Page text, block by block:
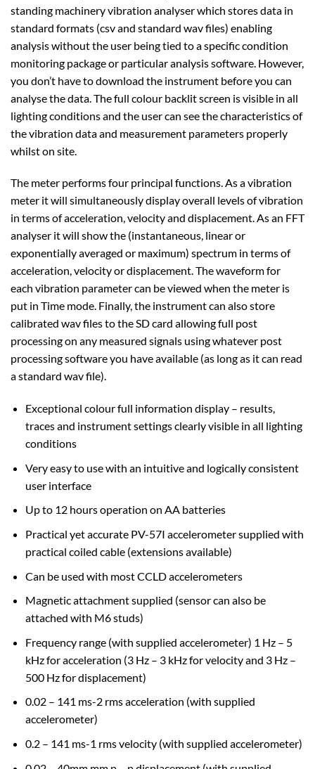
standing machinery vibration analyser which stores data in
standard formats (csv and standard wav files) enabling
analysis without the user being tied to a specific condition
monitoring package or particular analysis software. However,
you don’t have to download the instrument before you can
analyse the data. The full colour backlit screen is visible in all
lighting conditions and the user can see the characteristics of
the vibration data and measurement parameters properly
whilst on site.
The meter performs four principal functions. As a vibration
meter it will simultaneously display overall levels of vibration
in terms of acceleration, velocity and displacement. As an FFT
analyser it will show the (instantaneous, linear or
exponentially averaged or maximum) spectrum in terms of
acceleration, velocity or displacement. The waveform for
each vibration parameter can be viewed when the meter is
put in Time mode. Finally, the instrument can also store
calibrated wav files to the SD card allowing full post
processing on any measured signals using whatever post
processing software you have available (as long as it can read
a standard wav file).
Exceptional colour full information display – results,
traces and instrument settings clearly visible in all lighting
conditions
Very easy to use with an intuitive and logically consistent
user interface
Up to 12 hours operation on AA batteries
Practical yet accurate PV-57I accelerometer supplied with
practical coiled cable (extensions available)
Can be used with most CCLD accelerometers
Magnetic attachment supplied (sensor can also be
attached with M6 studs)
Frequency range (with supplied accelerometer) 1 Hz – 5
kHz for acceleration (3 Hz – 3 kHz for velocity and 3 Hz –
500 Hz for displacement)
0.02 – 141 ms-2 rms acceleration (with supplied
accelerometer)
0.2 – 141 ms-1 rms velocity (with supplied accelerometer)